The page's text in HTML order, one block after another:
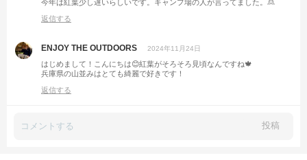
今年は紅葉少し遅いらしいです。キャンプ場の人が言ってました。🙎
返信する
ENJOY THE OUTDOORS 2024年11月24日
はじめまして！こんにちは😊紅葉がそろそろ見頃なんですね🍁
兵庫県の山並みはとても綺麗で好きです！
返信する
投稿